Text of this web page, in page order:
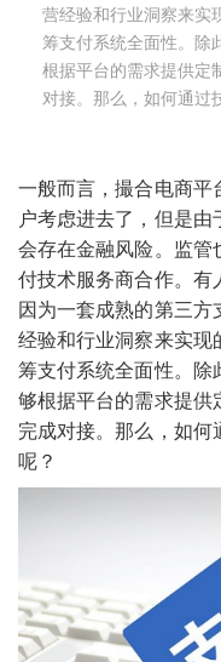
营经验和行业洞察来实
筹支付系统全面性。除
根据平台的需求提供定
对接。那么，如何通过
一般而言，撮合电商平
户考虑进去了，但是
会存在金融风险。监管
付技术服务商合作。有
因为一套成熟的第三
经验和行业洞察来实
筹支付系统全面性。
够根据平台的需求提
完成对接。那么，如
呢？